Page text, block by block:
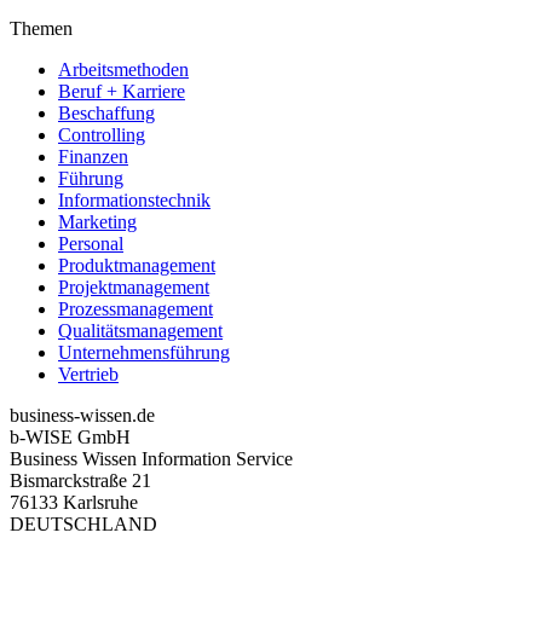
Themen
Arbeitsmethoden
Beruf + Karriere
Beschaffung
Controlling
Finanzen
Führung
Informationstechnik
Marketing
Personal
Produktmanagement
Projektmanagement
Prozessmanagement
Qualitätsmanagement
Unternehmensführung
Vertrieb
business-wissen.de
b-WISE GmbH
Business Wissen Information Service
Bismarckstraße 21
76133 Karlsruhe
DEUTSCHLAND